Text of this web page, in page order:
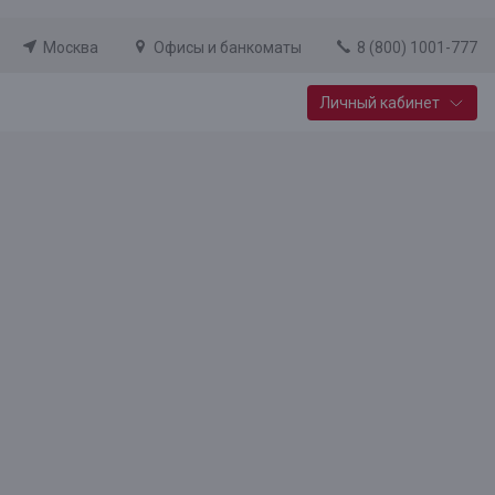
Москва Офисы и банкоматы 8 (800) 1001-777
Личный кабинет